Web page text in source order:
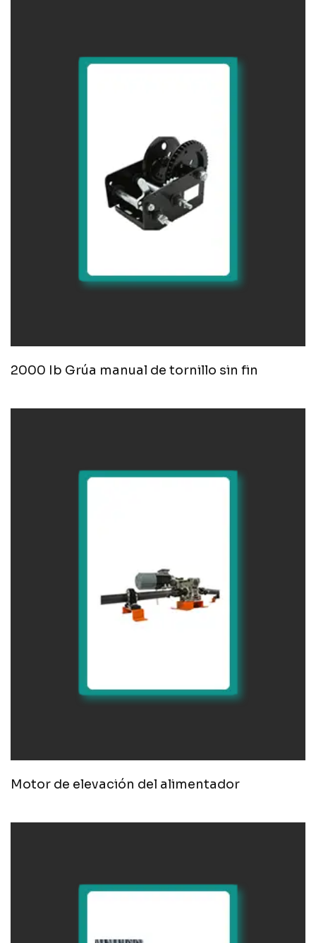
2000 Ib Grúa manual de tornillo sin fin
Motor de elevación del alimentador